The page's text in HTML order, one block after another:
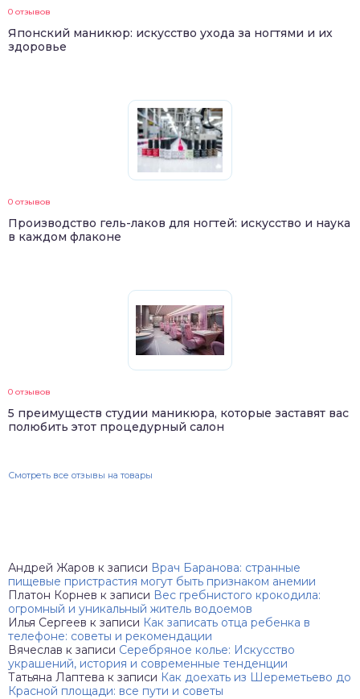
0 отзывов
Японский маникюр: искусство ухода за ногтями и их
здоровье
0 отзывов
Производство гель-лаков для ногтей: искусство и наука
в каждом флаконе
0 отзывов
5 преимуществ студии маникюра, которые заставят вас
полюбить этот процедурный салон
Смотреть все отзывы на товары
Андрей Жаров к записи Врач Баранова: странные
пищевые пристрастия могут быть признаком анемии
Платон Корнев к записи Вес гребнистого крокодила:
огромный и уникальный житель водоемов
Илья Сергеев к записи Как записать отца ребенка в
телефоне: советы и рекомендации
Вячеслав к записи Серебряное колье: Искусство
украшений, история и современные тенденции
Татьяна Лаптева к записи Как доехать из Шереметьево до
Красной площади: все пути и советы